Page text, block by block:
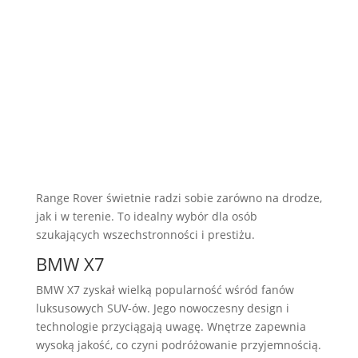
Range Rover świetnie radzi sobie zarówno na drodze,
jak i w terenie. To idealny wybór dla osób
szukających wszechstronności i prestiżu.
BMW X7
BMW X7 zyskał wielką popularność wśród fanów
luksusowych SUV-ów. Jego nowoczesny design i
technologie przyciągają uwagę. Wnętrze zapewnia
wysoką jakość, co czyni podróżowanie przyjemnością.